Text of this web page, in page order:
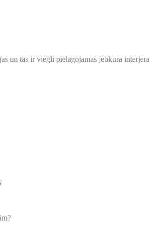
un tās ir viegli pielāgojamas jebkura